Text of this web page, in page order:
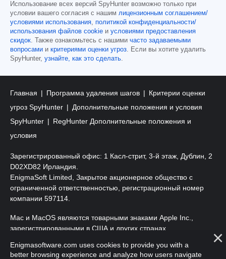
Использование всех версий SpyHunter возможно только при
условии вашего согласия с нашим лицензионным соглашением/
условиями использования, политикой конфиденциальности/
использования файлов cookie и условиями предоставления
скидок. Также ознакомьтесь с нашими часто задаваемыми
вопросами и критериями оценки угроз. Если вы хотите удалить
SpyHunter, узнайте, как это сделать.
Главная Программа удаления шагов
Критерии оценки
угроз SpyHunter
Дополнительные положения и условия
SpyHunter
RegHunter Дополнительные положения и
условия
Зарегистрированный офис: 1 Касл-стрит, 3-й этаж, Дублин, 2
D02XD82 Ирландия.
EnigmaSoft Limited, Закрытое акционерное общество с
ограниченной ответственностью, регистрационный номер
компании 597114.
Mac и MacOS являются товарными знаками Apple Inc.,
зарегистрированными в США и других странах.
Copyright 2016-2026 . EnigmaSoft Ltd. Все права защищены.
Enigmasoftware.com uses cookies to provide you with a
better browsing experience and analyze how users navigate